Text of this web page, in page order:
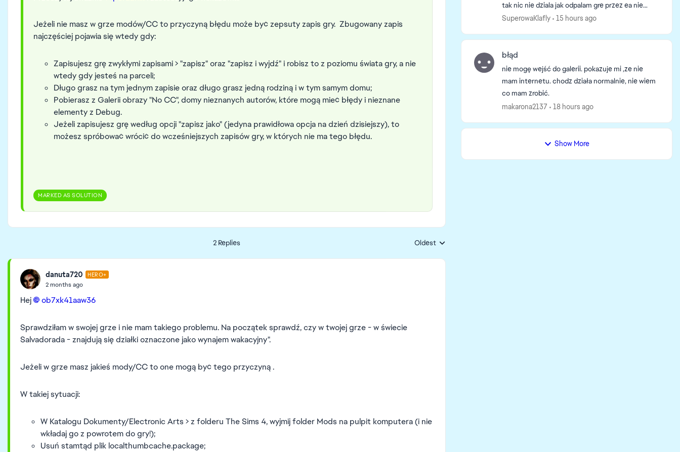
Jeżeli nie masz w grze modów/CC to przyczyną błędu może być zepsuty zapis gry. Zbugowany zapis
najczęściej pojawia się wtedy gdy:
Zapisujesz grę zwykłymi zapisami > "zapisz" oraz "zapisz i wyjdź" i robisz to z poziomu świata gry, a nie
wtedy gdy jesteś na parceli;
Długo grasz na tym jednym zapisie oraz długo grasz jedną rodziną i w tym samym domu;
Pobierasz z Galerii obrazy "No CC", domy nieznanych autorów, które mogą mieć błędy i nieznane
elementy z Debug.
Jeżeli zapisujesz grę według opcji "zapisz jako" (jedyna prawidłowa opcja na dzień dzisiejszy), to
możesz spróbować wrócić do wcześniejszych zapisów gry, w których nie ma tego błędu.
MARKED AS SOLUTION
2 Replies Replies sorted by
Oldest
danuta720 HERO+
2 months ago
Hej ob7xk41aaw36​
Sprawdziłam w swojej grze i nie mam takiego problemu. Na początek sprawdź, czy w twojej grze - w świecie
Salvadorada - znajdują się działki oznaczone jako wynajem wakacyjny".
Jeżeli w grze masz jakieś mody/CC to one mogą być tego przyczyną .
W takiej sytuacji:
W Katalogu Dokumenty/Electronic Arts > z folderu The Sims 4, wyjmij folder Mods na pulpit komputera (i nie
wkładaj go z powrotem do gry!);
Usuń stamtąd plik localthumbcache.package;
tak nic nie dziala jak odpalam gre przez ea nie
czyta mi dodatkow ze steama i na odwrot :C
SuperowaKlafly 15 hours ago
błąd
nie mogę wejść do galerii. pokazuje mi ,ze nie
mam internetu. chodz działa normalnie, nie wiem
co mam zrobić.
makarona2137
18 hours ago
Show More